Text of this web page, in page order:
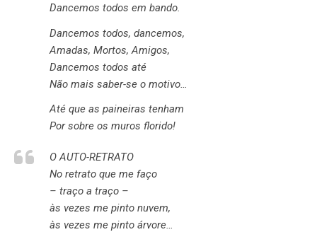
Dancemos todos em bando.
Dancemos todos, dancemos,
Amadas, Mortos, Amigos,
Dancemos todos até
Não mais saber-se o motivo…
Até que as paineiras tenham
Por sobre os muros florido!
O AUTO-RETRATO
No retrato que me faço
– traço a traço –
às vezes me pinto nuvem,
às vezes me pinto árvore…